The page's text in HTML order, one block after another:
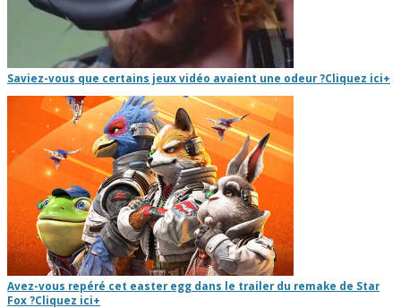
Saviez-vous que certains jeux vidéo avaient une odeur ?Cliquez ici+
Avez-vous repéré cet easter egg dans le trailer du remake de Star
Fox ?Cliquez ici+